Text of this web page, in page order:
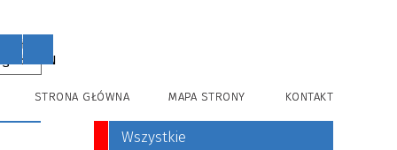
EN
STRONA GŁÓWNA MAPA STRONY KONTAKT
Wszystkie